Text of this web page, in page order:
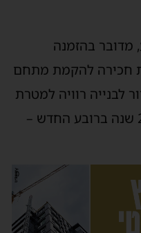
מדובר בהזמנה
חכירה להקמת מתחם
יחידות דיור לבנייה רוויה למטרת
השכרה לטווח ארוך למשך 20 שנה ברובע החדש –